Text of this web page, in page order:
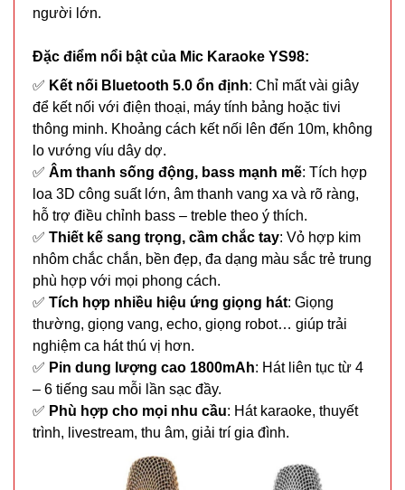
người lớn.
Đặc điểm nổi bật của Mic Karaoke YS98:
✅ Kết nối Bluetooth 5.0 ổn định: Chỉ mất vài giây
để kết nối với điện thoại, máy tính bảng hoặc tivi
thông minh. Khoảng cách kết nối lên đến 10m, không
lo vướng víu dây dợ.
✅ Âm thanh sống động, bass mạnh mẽ: Tích hợp
loa 3D công suất lớn, âm thanh vang xa và rõ ràng,
hỗ trợ điều chỉnh bass – treble theo ý thích.
✅ Thiết kế sang trọng, cầm chắc tay: Vỏ hợp kim
nhôm chắc chắn, bền đẹp, đa dạng màu sắc trẻ trung
phù hợp với mọi phong cách.
✅ Tích hợp nhiều hiệu ứng giọng hát: Giọng
thường, giọng vang, echo, giọng robot… giúp trải
nghiệm ca hát thú vị hơn.
✅ Pin dung lượng cao 1800mAh: Hát liên tục từ 4
– 6 tiếng sau mỗi lần sạc đầy.
✅ Phù hợp cho mọi nhu cầu: Hát karaoke, thuyết
trình, livestream, thu âm, giải trí gia đình.